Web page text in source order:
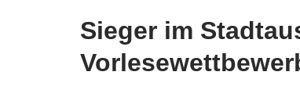
Sieger im